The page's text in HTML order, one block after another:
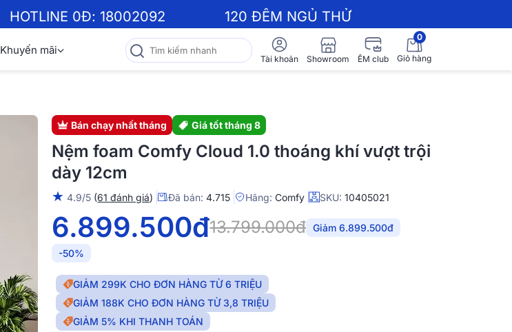
HOTLINE 0Đ: 18002092 120 ĐÊM NGỦ THỬ
Khuyến mãi
Tài khoản Showroom ÊM club
0
Giỏ hàng
Bán chạy nhất tháng Giá tốt tháng 8
Nệm foam Comfy Cloud 1.0 thoáng khí vượt trội
dày 12cm
★ 4.9/5 (61 đánh giá) Đã bán: 4.715 Hãng: Comfy SKU: 10405021
6.899.500đ13.799.000đ Giảm 6.899.500đ
-50%
GIẢM 299K CHO ĐƠN HÀNG TỪ 6 TRIỆU
GIẢM 188K CHO ĐƠN HÀNG TỪ 3,8 TRIỆU
GIẢM 5% KHI THANH TOÁN